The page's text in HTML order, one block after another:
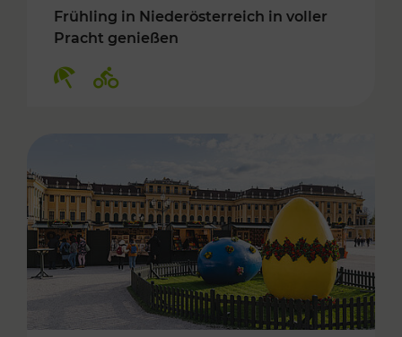
Frühling in Niederösterreich in voller
Pracht genießen